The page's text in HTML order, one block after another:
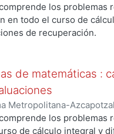
de Ciencias
Navarrete, Ignacio;Ulín
los problemas
en todo el curso de
de recuperación.
de matemáticas :
Metropolitana-
de Ciencias Básicas,
Ignacio;Ulín Jiménez,
los problemas
de cálculo integral y